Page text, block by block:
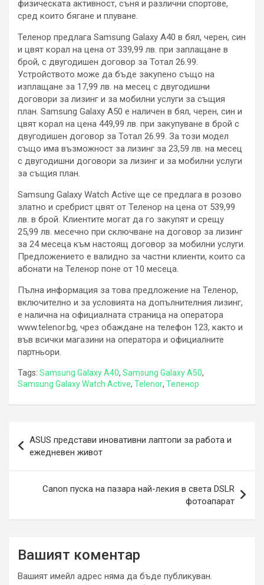
физическата активност, съня и различни спортове,
сред които бягане и плуване.
Теленор предлага Samsung Galaxy A40 в бял, черен, син
и цвят корал на цена от 339,99 лв. при заплащане в
брой, с двугодишен договор за Тотал 26.99.
Устройството може да бъде закупено също на
изплащане за 17,99 лв. на месец с двугодишни
договори за лизинг и за мобилни услуги за същия
план. Samsung Galaxy A50 е наличен в бял, черен, син и
цвят корал на цена 449,99 лв. при закупуване в брой с
двугодишен договор за Тотал 26.99. За този модел
също има възможност за лизинг за 23,59 лв. на месец
с двугодишни договори за лизинг и за мобилни услуги
за същия план.
Samsung Galaxy Watch Active ще се предлага в розово
златно и сребрист цвят от Теленор на цена от 539,99
лв. в брой. Клиентите могат да го закупят и срещу
25,99 лв. месечно при сключване на договор за лизинг
за 24 месеца към настоящ договор за мобилни услуги.
Предложението е валидно за частни клиенти, които са
абонати на Теленор поне от 10 месеца.
Пълна информация за това предложение на Теленор,
включително и за условията на допълнителния лизинг,
е налична на официалната страница на оператора
www.telenor.bg, чрез обаждане на телефон 123, както и
във всички магазини на оператора и официалните
партньори.
Tags: Samsung Galaxy A40, Samsung Galaxy A50,
Samsung Galaxy Watch Active, Telenor, Теленор
ASUS представи иновативни лаптопи за работа и
ежедневен живот
Canon пуска на пазара най-лекия в света DSLR
фотоапарат
Вашият коментар
Вашият имейл адрес няма да бъде публикуван.